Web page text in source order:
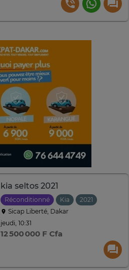
kia seltos 2021
Réconditionné Kia 2021
Sicap Liberté, Dakar
jeudi, 10:31
12 500 000 F Cfa